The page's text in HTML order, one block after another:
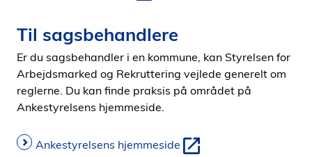
Til sagsbehandlere
Er du sagsbehandler i en kommune, kan Styrelsen for
Arbejdsmarked og Rekruttering vejlede generelt om
reglerne. Du kan finde praksis på området på
Ankestyrelsens hjemmeside.
Ankestyrelsens hjemmeside